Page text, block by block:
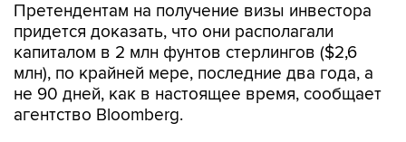
Претендентам на получение визы инвестора
придется доказать, что они располагали
капиталом в 2 млн фунтов стерлингов ($2,6
млн), по крайней мере, последние два года, а
не 90 дней, как в настоящее время, сообщает
агентство Bloomberg.